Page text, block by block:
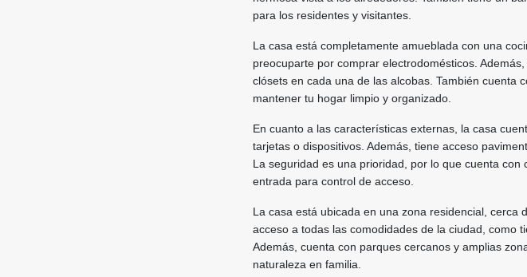
para los residentes y visitantes.
La casa está completamente amueblada con una
preocuparte por comprar electrodomésticos.
clósets en cada una de las alcobas. También cuenta
mantener tu hogar limpio y organizado.
En cuanto a las características externas, la casa
tarjetas o dispositivos. Además, tiene acceso
La seguridad es una prioridad, por lo que cuenta
entrada para control de acceso.
La casa está ubicada en una zona residencial, cerca
acceso a todas las comodidades de la ciudad, como
Además, cuenta con parques cercanos y amplias
naturaleza en familia.